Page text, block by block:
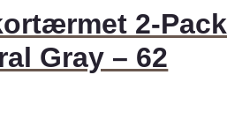
2-Pack
Gray – 62